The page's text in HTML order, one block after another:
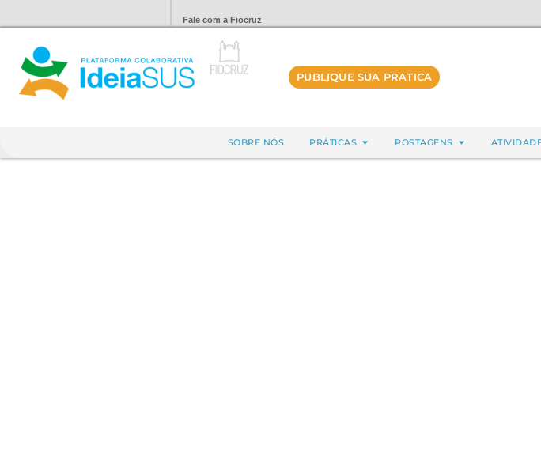
Fale com a Fiocruz
PUBLIQUE SUA PRATICA
SOBRE NÓS PRÁTICAS POSTAGENS